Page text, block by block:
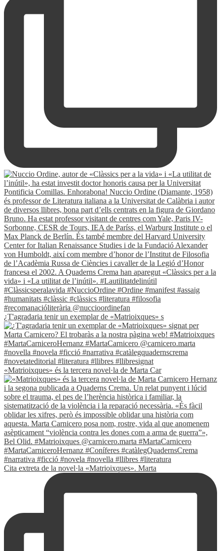
¿T'agradaria tenir un exemplar de «Matrioixques» s
«Matrioixques» és la tercera novel·la de Marta Car
Cita extreta de la novel·la «Matrioixques». Marta